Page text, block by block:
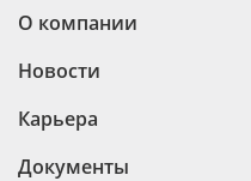
О компании
Новости
Карьера
Документы